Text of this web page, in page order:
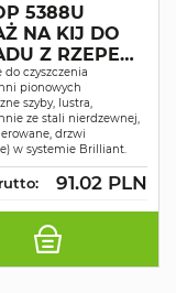
5388U
NA KIJ DO
Z RZEPEM
30CM
do czyszczenia
pionowych
szyby, lustra,
ze stali nierdzewnej,
drzwi
w systemie Brilliant.
91.02 PLN